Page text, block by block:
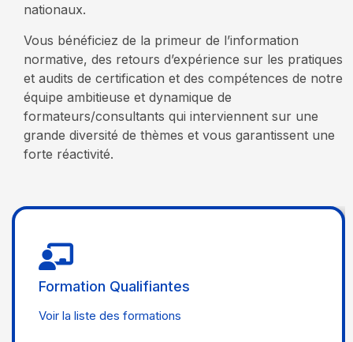
nationaux.
Vous bénéficiez de la primeur de l’information
normative, des retours d’expérience sur les pratiques
et audits de certification et des compétences de notre
équipe ambitieuse et dynamique de
formateurs/consultants qui interviennent sur une
grande diversité de thèmes et vous garantissent une
forte réactivité.
Formation Qualifiantes
Voir la liste des formations